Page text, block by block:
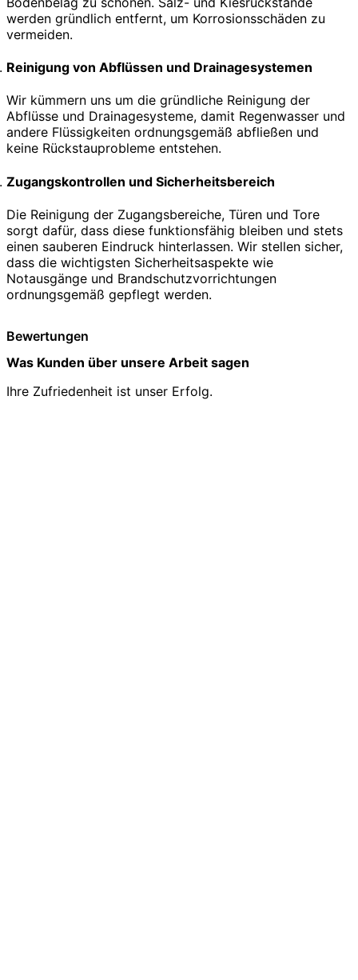
werden gründlich entfernt, um Korrosionsschäden zu
vermeiden.
Reinigung von Abflüssen und Drainagesystemen
Wir kümmern uns um die gründliche Reinigung der
Abflüsse und Drainagesysteme, damit Regenwasser und
andere Flüssigkeiten ordnungsgemäß abfließen und
keine Rückstauprobleme entstehen.
Zugangskontrollen und Sicherheitsbereich
Die Reinigung der Zugangsbereiche, Türen und Tore
sorgt dafür, dass diese funktionsfähig bleiben und stets
einen sauberen Eindruck hinterlassen. Wir stellen sicher,
dass die wichtigsten Sicherheitsaspekte wie
Notausgänge und Brandschutzvorrichtungen
ordnungsgemäß gepflegt werden.
Bewertungen
Was Kunden über unsere Arbeit sagen
Ihre Zufriedenheit ist unser Erfolg.